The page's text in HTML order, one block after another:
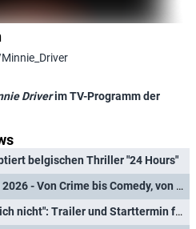
Driverim TV-Programm der
belgischen Thriller "24 Hours"
Die neuen Serien 2026 - Von Crime bis Comedy, von Sci-Fi bis Mystery
und Starttermin für nächste Harlan-Coben-Adaption bei Netflix